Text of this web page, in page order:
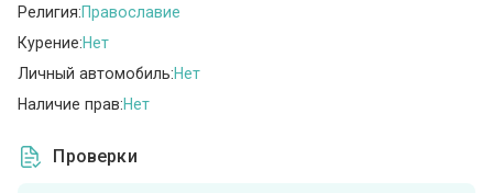
Религия:Православие
Курение:Нет
Личный автомобиль:Нет
Наличие прав:Нет
Проверки